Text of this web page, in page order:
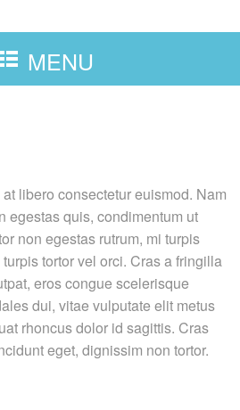
MENU
libero consectetur euismod. Nam
egestas quis, condimentum ut
non egestas rutrum, mi turpis
tortor vel orci. Cras a fringilla
eros congue scelerisque
dui, vitae vulputate elit metus
rhoncus dolor id sagittis. Cras
eget, dignissim non tortor.